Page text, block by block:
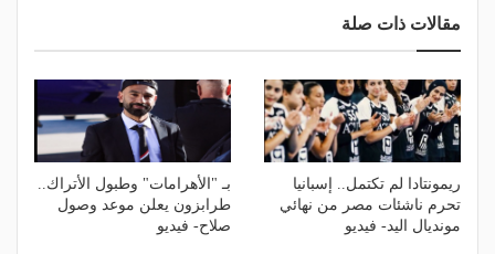
مقالات ذات صلة
ريمونتادا لم تكتمل.. إسبانيا
تحرم ناشئات مصر من نهائي
مونديال اليد- فيديو
بـ "الأهرامات" وطبول الأتراك..
طرابزون يعلن موعد وصول
صلاح- فيديو